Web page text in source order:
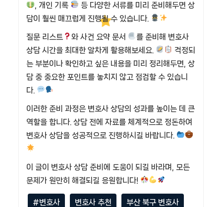
, 개인 기록
등 다양한 서류를 미리 준비해두면 상
담이 훨씬 매끄럽게 진행될 수 있습니다.
질문 리스트 와 사건 요약 문서
를 준비해 변호사
상담 시간을 최대한 알차게 활용해보세요.
걱정되
는 부분이나 확인하고 싶은 내용을 미리 정리해두면, 상
담 중 중요한 포인트를 놓치지 않고 점검할 수 있습니
다.
이러한 준비 과정은 변호사 상담의 성과를 높이는 데 큰
역할을 합니다. 상담 전에 자료를 체계적으로 정돈하여
변호사 상담을 성공적으로 진행하시길 바랍니다.
이 글이 변호사 상담 준비에 도움이 되길 바라며, 모든
문제가 원만히 해결되길 응원합니다!
#변호사 변호사 추천 부산 북구 변호사